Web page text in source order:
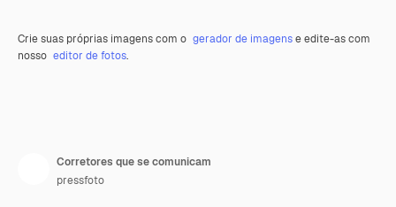
Crie suas próprias imagens com o gerador de imagense edite-as com
nosso editor de fotos.
Corretores que se comunicam
pressfoto